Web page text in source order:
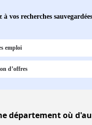
à vos recherches
emploi
d’offres
département où